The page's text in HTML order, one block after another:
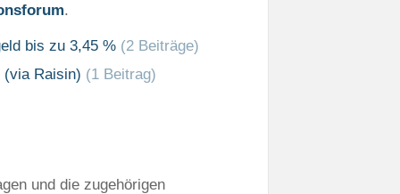
.
bis zu 3,45 % (2 Beiträge)
(via Raisin) (1 Beitrag)
und die zugehörigen